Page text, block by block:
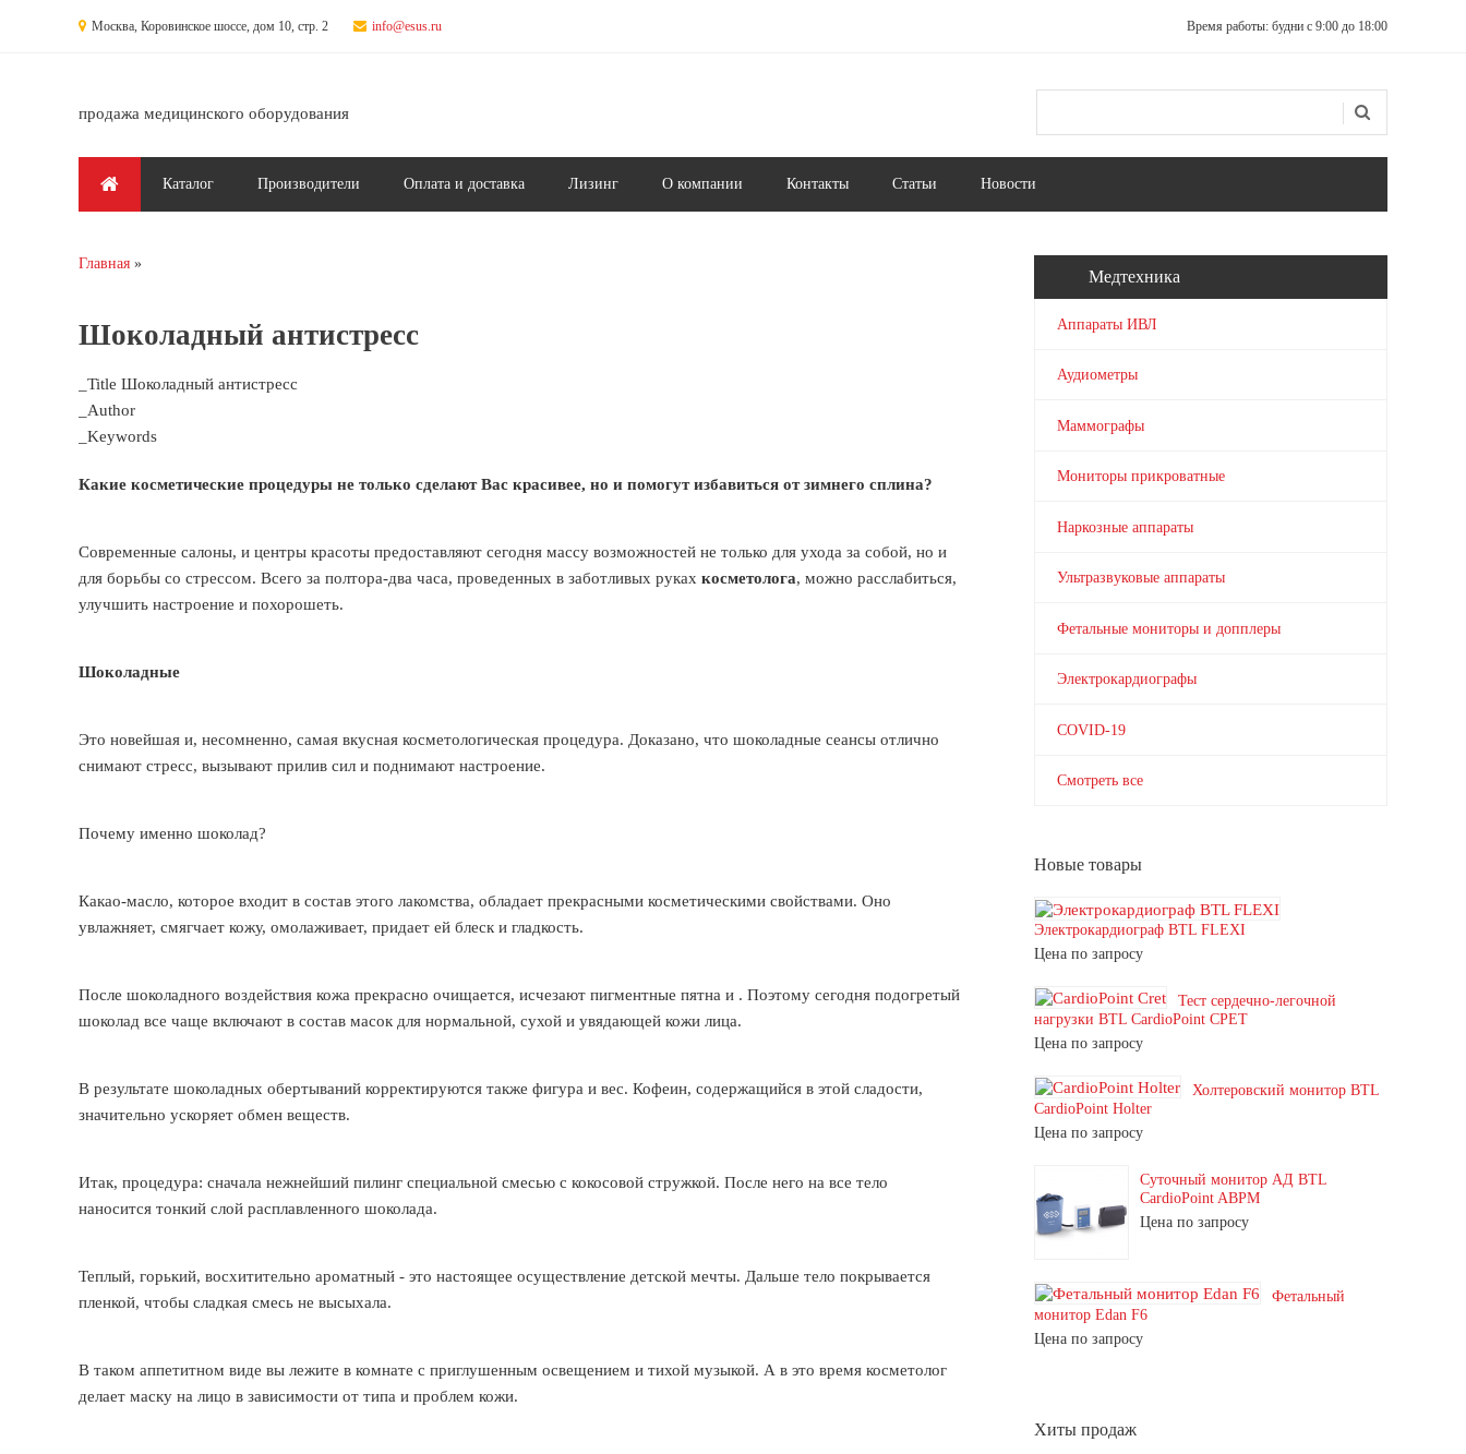
Москва, Коровинское шоссе, дом 10, стр. 2 info@esus.ru Время работы: будни с 9:00 до 18:00
продажа медицинского оборудования
Главное менюКаталог Производители Оплата и доставка Лизинг О компании Контакты Статьи Новости
Вы здесь
Главная
Шоколадный антистресс
_Title Шоколадный антистресс
_Author
_Keywords
Какие косметические процедуры не только сделают Вас красивее, но и помогут избавиться от зимнего сплина?
Современные салоны, и центры красоты предоставляют сегодня массу возможностей не только для ухода за собой, но и
для борьбы со стрессом. Всего за полтора-два часа, проведенных в заботливых руках косметолога, можно расслабиться,
улучшить настроение и похорошеть.
Шоколадные
Это новейшая и, несомненно, самая вкусная косметологическая процедура. Доказано, что шоколадные сеансы отлично
снимают стресс, вызывают прилив сил и поднимают настроение.
Почему именно шоколад?
Какао-масло, которое входит в состав этого лакомства, обладает прекрасными косметическими свойствами. Оно
увлажняет, смягчает кожу, омолаживает, придает ей блеск и гладкость.
После шоколадного воздействия кожа прекрасно очищается, исчезают пигментные пятна и . Поэтому сегодня подогретый
шоколад все чаще включают в состав масок для нормальной, сухой и увядающей кожи лица.
В результате шоколадных обертываний корректируются также фигура и вес. Кофеин, содержащийся в этой сладости,
значительно ускоряет обмен веществ.
Итак, процедура: сначала нежнейший пилинг специальной смесью с кокосовой стружкой. После него на все тело
наносится тонкий слой расплавленного шоколада.
Теплый, горький, восхитительно ароматный - это настоящее осуществление детской мечты. Дальше тело покрывается
пленкой, чтобы сладкая смесь не высыхала.
В таком аппетитном виде вы лежите в комнате с приглушенным освещением и тихой музыкой. А в это время косметолог
делает маску на лицо в зависимости от типа и проблем кожи.
Медтехника
Аппараты ИВЛ
Аудиометры
Маммографы
Мониторы прикроватные
Наркозные аппараты
Ультразвуковые аппараты
Фетальные мониторы и допплеры
Электрокардиографы
COVID-19
Смотреть все
Новые товары
Электрокардиограф BTL FLEXI
Цена по запросу
Тест сердечно-легочной
нагрузки BTL CardioPoint CPET
Цена по запросу
Холтеровский монитор BTL
CardioPoint Holter
Цена по запросу
Суточный монитор АД BTL
CardioPoint ABPM
Цена по запросу
Фетальный
монитор Edan F6
Цена по запросу
Хиты продаж